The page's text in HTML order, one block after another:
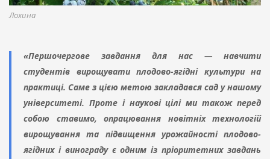
Лохина
«Першочергове завдання для нас — навчити
студентів вирощувати плодово-ягідні культури на
практиці. Саме з цією метою закладався сад у нашому
університеті. Проте і наукові цілі ми також перед
собою ставимо, опрацювання новітніх технологій
вирощування та підвищення урожайності плодово-
ягідних і винограду є одним із пріоритетних завдань